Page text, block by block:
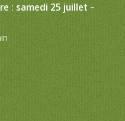
: samedi 25 juillet –